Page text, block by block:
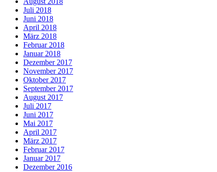
Juli 2018
Juni 2018
April 2018
März 2018
Februar 2018
Januar 2018
Dezember 2017
November 2017
Oktober 2017
September 2017
August 2017
Juli 2017
Juni 2017
Mai 2017
April 2017
März 2017
Februar 2017
Januar 2017
Dezember 2016